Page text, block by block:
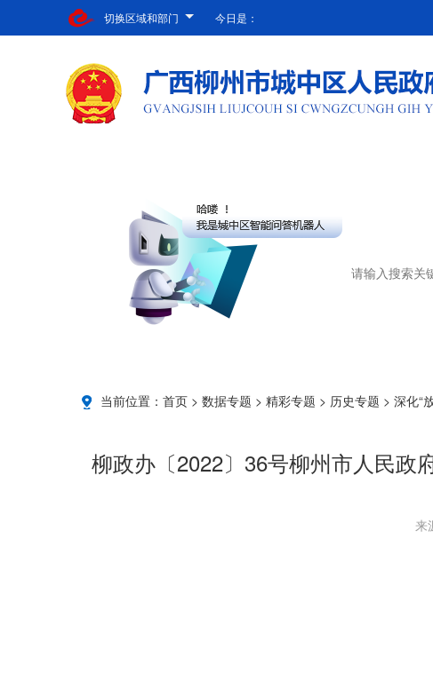
切换区域和部门 今日是：
当前位置： 首页 > 数据专题 > 精彩专题 > 历史专题 > 深化“
柳政办〔2022〕36号柳州市人民政
来